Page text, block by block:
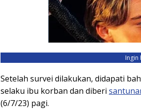
Ingin
Setelah survei dilakukan, didapati
selaku ibu korban dan diberi
(6/7/23) pagi.